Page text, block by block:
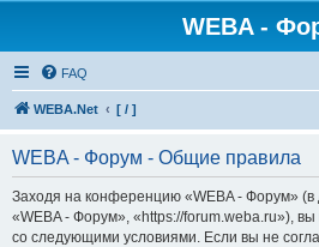
WEBA -
FAQ
WEBA.Net [ / ]
WEBA - Форум - Общие правила
Заходя на конференцию «WEBA - Форум»
«WEBA - Форум», «https://forum.weba.ru»),
со следующими условиями. Если вы не